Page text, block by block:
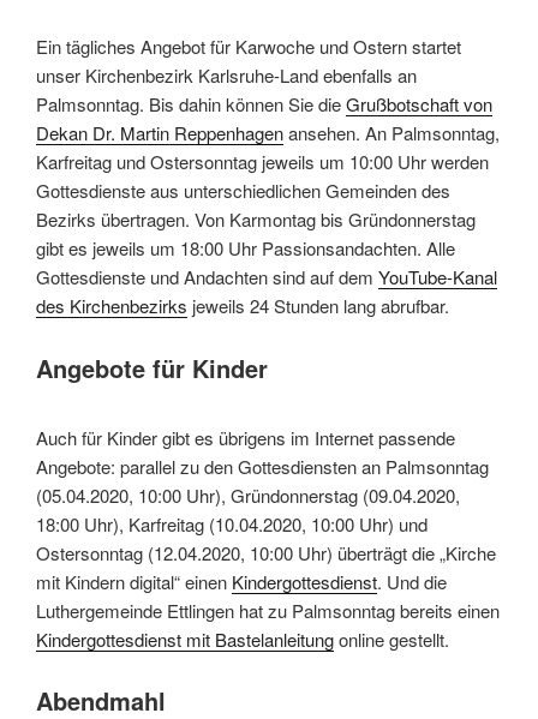
Ein tägliches Angebot für Karwoche und Ostern startet
unser Kirchenbezirk Karlsruhe-Land ebenfalls an
Palmsonntag. Bis dahin können Sie dieGrußbotschaft von
Dekan Dr. Martin Reppenhagenansehen. An Palmsonntag,
Karfreitag und Ostersonntag jeweils um 10:00 Uhr werden
Gottesdienste aus unterschiedlichen Gemeinden des
Bezirks übertragen. Von Karmontag bis Gründonnerstag
gibt es jeweils um 18:00 Uhr Passionsandachten. Alle
Gottesdienste und Andachten sind auf dem YouTube-Kanal
des Kirchenbezirks jeweils 24 Stunden lang abrufbar.
Angebote für Kinder
Auch für Kinder gibt es übrigens im Internet passende
Angebote: parallel zu den Gottesdiensten an Palmsonntag
(05.04.2020, 10:00 Uhr), Gründonnerstag (09.04.2020,
18:00 Uhr), Karfreitag (10.04.2020, 10:00 Uhr) und
Ostersonntag (12.04.2020, 10:00 Uhr) überträgt die „Kirche
mit Kindern digital“ einen Kindergottesdienst. Und die
Luthergemeinde Ettlingen hat zu Palmsonntag bereits einen
Kindergottesdienst mit Bastelanleitungonline gestellt.
Abendmahl